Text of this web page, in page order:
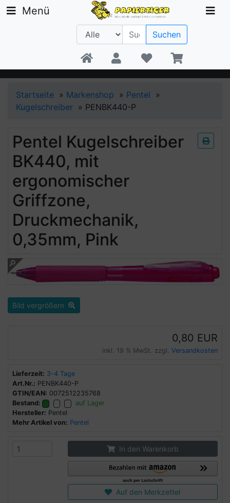
Beratung +49 30 1300 6481
Menü
Suchen
Startseite » Markenshop » Pentel »
Kugelschreiber » PENBK440-P
Pentel Kugelschreiber
BK440, mit
ergonomischer
Griffzone,
Druckmechanik,
0,35mm, Pink
Bild vergrößern
0,80 EUR
inkl. 19 % MwSt. zzgl. Versandkosten
Lieferzeit: 3-4 Tage
Art.Nr.: PENBK440-P
GTIN/EAN: 0072512235768
Bestand:
auf Lager
Hersteller: Pentel
Mehr Artikel von: Pentel
In den Warenkorb
Auf den Merkzettel